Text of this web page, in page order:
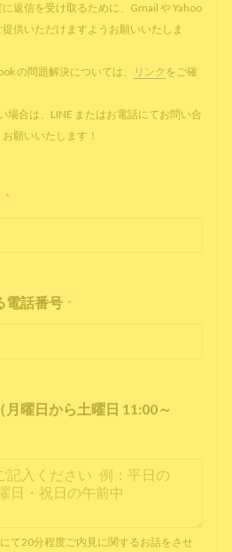
返信を受け取るために、Gmail や Yahoo
供いただけますようお願いいたしま
の問題解決については、
リンク をご確
場合は、LINE またはお電話にてお問い合
願いいたします！
*
電話番号 *
曜日から土曜日 11:00～
て20分程度ご内見に関するお話をさせ